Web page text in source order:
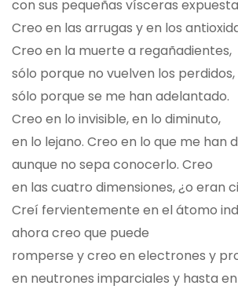
con sus pequeñas vísceras
Creo en las arrugas y en los
Creo en la muerte a regañadientes,
sólo porque no vuelven los perdidos,
sólo porque se me han adelantado.
Creo en lo invisible, en lo diminuto,
en lo lejano. Creo en lo que me han
aunque no sepa conocerlo. Creo
en las cuatro dimensiones, ¿o eran
Creí fervientemente en el átomo
ahora creo que puede
romperse y creo en electrones y
en neutrones imparciales y hasta